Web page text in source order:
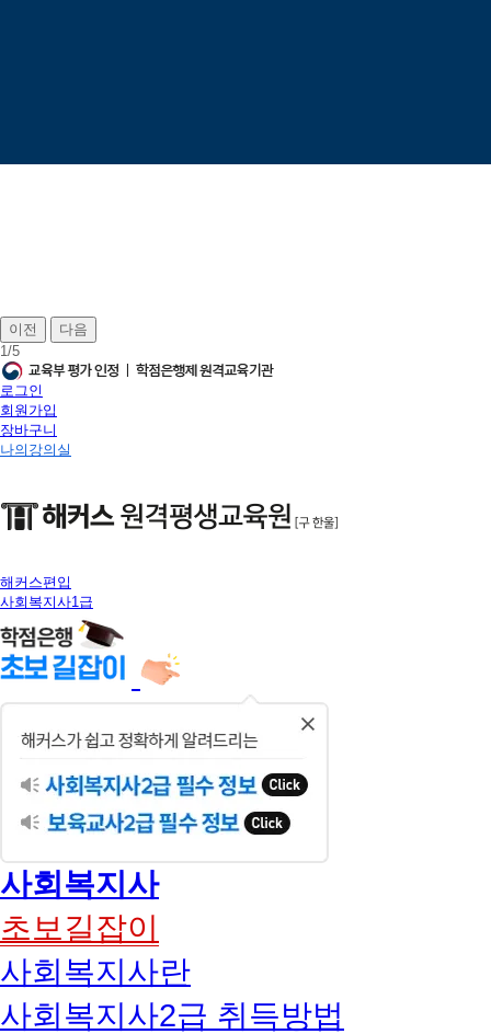
이전
다음
1/5
로그인
회원가입
장바구니
나의강의실
해커스편입
사회복지사1급
사회복지사
초보길잡이
사회복지사란
사회복지사2급 취득방법